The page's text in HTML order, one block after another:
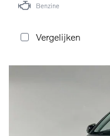
Benzine
Vergelijken